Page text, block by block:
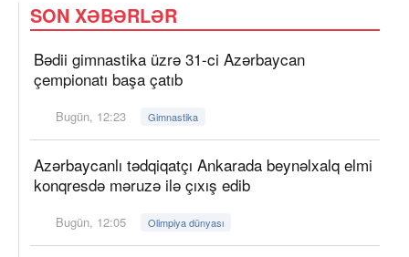
SON XƏBƏRLƏR
Bədii gimnastika üzrə 31-ci Azərbaycan
çempionatı başa çatıb
Bugün, 12:23 Gimnastika
Azərbaycanlı tədqiqatçı Ankarada beynəlxalq elmi
konqresdə məruzə ilə çıxış edib
Bugün, 12:05 Olimpiya dünyası